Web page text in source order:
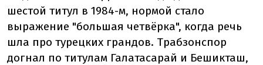
шестой титул в 1984-м, нормой стало
выражение "большая четвёрка", когда речь
шла про турецких грандов. Трабзонспор
догнал по титулам Галатасарай и Бешикташ,